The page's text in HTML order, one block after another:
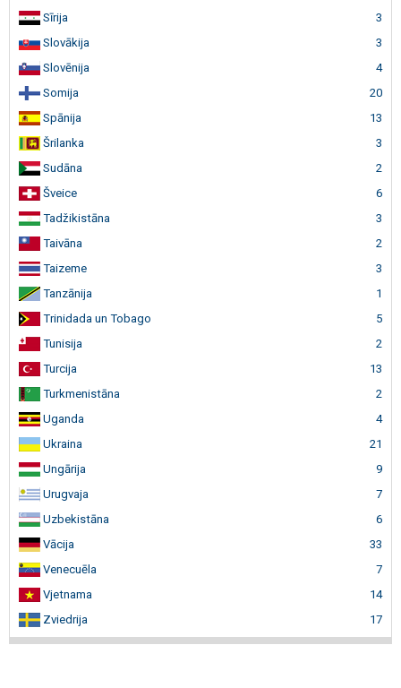
Sīrija
3
Slovākija
3
Slovēnija
4
Somija
20
Spānija
13
Šrilanka
3
Sudāna
2
Šveice
6
Tadžikistāna
3
Taivāna
2
Taizeme
3
Tanzānija
1
Trinidada un Tobago
5
Tunisija
2
Turcija
13
Turkmenistāna
2
Uganda
4
Ukraina
21
Ungārija
9
Urugvaja
7
Uzbekistāna
6
Vācija
33
Venecuēla
7
Vjetnama
14
Zviedrija
17